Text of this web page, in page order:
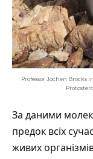
Professor Jochen Brocks
За даними
предок всіх
живих